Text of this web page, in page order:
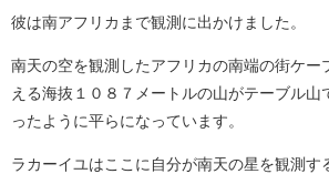
彼は南アフリカまで観測に出かけました。
南天の空を観測したアフリカの南端の街ケー
える海抜１０８７メートルの山がテーブル山
ったように平らになっています。
ラカーイユはここに自分が南天の星を観測す